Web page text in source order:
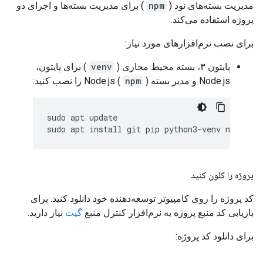
مدیریت بسته‌های نود ( npm ) برای مدیریت بسته‌ها و اجرای دو
پروژه استفاده می‌کند.
برای نصب نرم‌افزارهای مورد نیاز:
پایتون ۳، بسته محیط مجازی ( venv ) برای پایتون،
Node.js و مدیر بسته Node.js (
npm ) را نصب کنید:
sudo apt update
پروژه را کلون کنید
کد پروژه را روی کامپیوتر توسعه‌دهنده خود دانلود کنید. برای
بازیابی کد منبع پروژه به نرم‌افزار کنترل منبع گیت نیاز دارید.
برای دانلود کد پروژه: